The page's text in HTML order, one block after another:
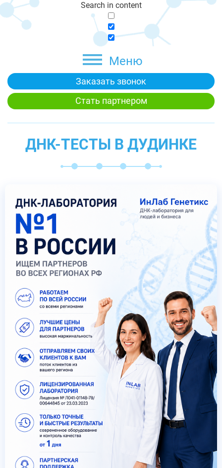
Search in content
Меню
Заказать звонок
Стать партнером
ДНК-ТЕСТЫ В ДУДИНКЕ